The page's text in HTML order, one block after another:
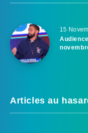
15
Articles au